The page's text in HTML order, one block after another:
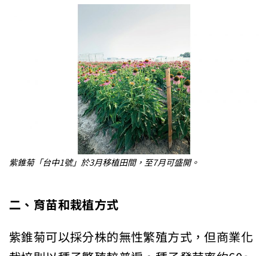
紫錐菊「台中1號」於3月移植田間，至7月可盛開。
二、育苗和栽植方式
紫錐菊可以採分株的無性繁殖方式，但商業化